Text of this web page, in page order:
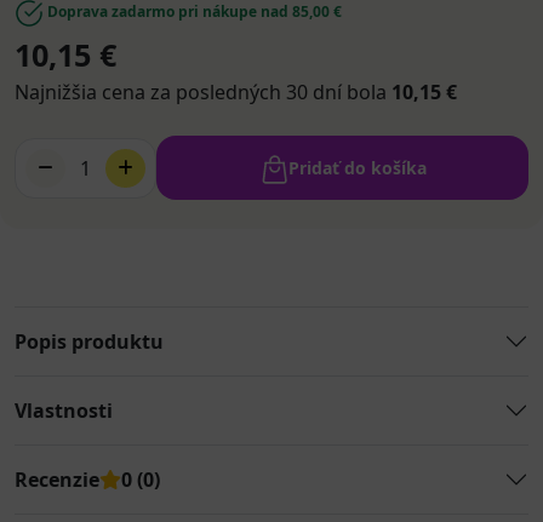
Doprava zadarmo pri nákupe nad 85,00 €
10,15 €
Najnižšia cena za posledných 30 dní bola 10,15 €
1 Pridať do košíka
Popis produktu
Vlastnosti
Recenzie 0 (0)